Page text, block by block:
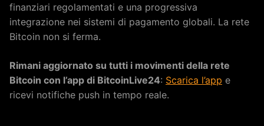
finanziari regolamentati e una progressiva
integrazione nei sistemi di pagamento globali. La rete
Bitcoin non si ferma.
Rimani aggiornato su tutti i movimenti della rete
Bitcoin con l’app di BitcoinLive24: Scarica l’app e
ricevi notifiche push in tempo reale.